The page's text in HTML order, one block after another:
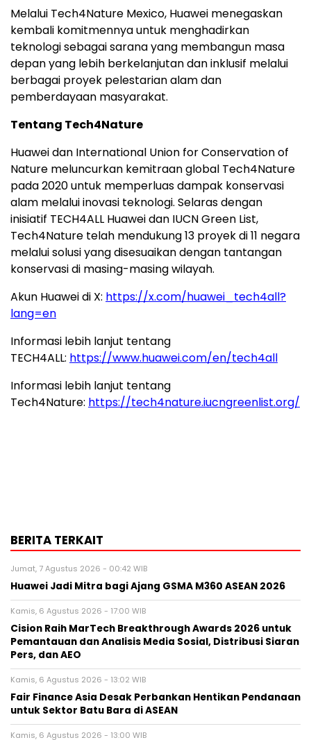
Melalui Tech4Nature Mexico, Huawei menegaskan
kembali komitmennya untuk menghadirkan
teknologi sebagai sarana yang membangun masa
depan yang lebih berkelanjutan dan inklusif melalui
berbagai proyek pelestarian alam dan
pemberdayaan masyarakat.
Tentang Tech4Nature
Huawei dan International Union for Conservation of
Nature meluncurkan kemitraan global Tech4Nature
pada 2020 untuk memperluas dampak konservasi
alam melalui inovasi teknologi. Selaras dengan
inisiatif TECH4ALL Huawei dan IUCN Green List,
Tech4Nature telah mendukung 13 proyek di 11 negara
melalui solusi yang disesuaikan dengan tantangan
konservasi di masing-masing wilayah.
Akun Huawei di X: https://x.com/huawei_tech4all?
lang=en
Informasi lebih lanjut tentang
TECH4ALL: https://www.huawei.com/en/tech4all
Informasi lebih lanjut tentang
Tech4Nature: https://tech4nature.iucngreenlist.org/
BERITA TERKAIT
Jumat, 7 Agustus 2026 - 00:42 WIB
Huawei Jadi Mitra bagi Ajang GSMA M360 ASEAN 2026
Kamis, 6 Agustus 2026 - 17:00 WIB
Cision Raih MarTech Breakthrough Awards 2026 untuk
Pemantauan dan Analisis Media Sosial, Distribusi Siaran
Pers, dan AEO
Kamis, 6 Agustus 2026 - 13:02 WIB
Fair Finance Asia Desak Perbankan Hentikan Pendanaan
untuk Sektor Batu Bara di ASEAN
Kamis, 6 Agustus 2026 - 13:00 WIB